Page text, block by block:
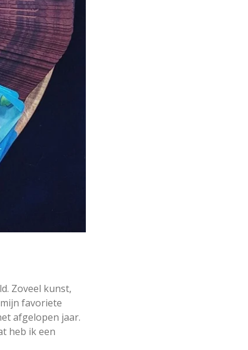
Zoveel kunst,
favoriete
afgelopen jaar.
heb ik een